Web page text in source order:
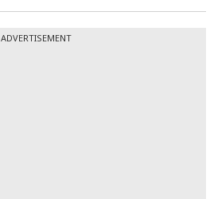
ADVERTISEMENT